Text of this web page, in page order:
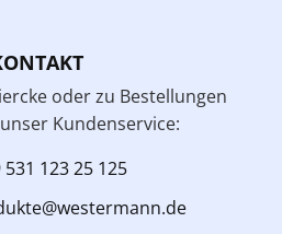
oder zu Bestellungen
Kundenservice:
531 123 25 125